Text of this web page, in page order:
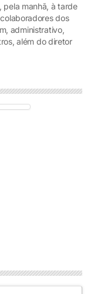
pela manhã, à tarde
dos
administrativo,
além do diretor